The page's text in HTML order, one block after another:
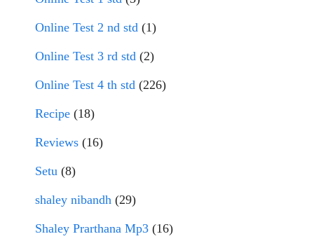
Online Test 2 nd std (1)
Online Test 3 rd std (2)
Online Test 4 th std (226)
Recipe (18)
Reviews (16)
Setu (8)
shaley nibandh (29)
Shaley Prarthana Mp3 (16)